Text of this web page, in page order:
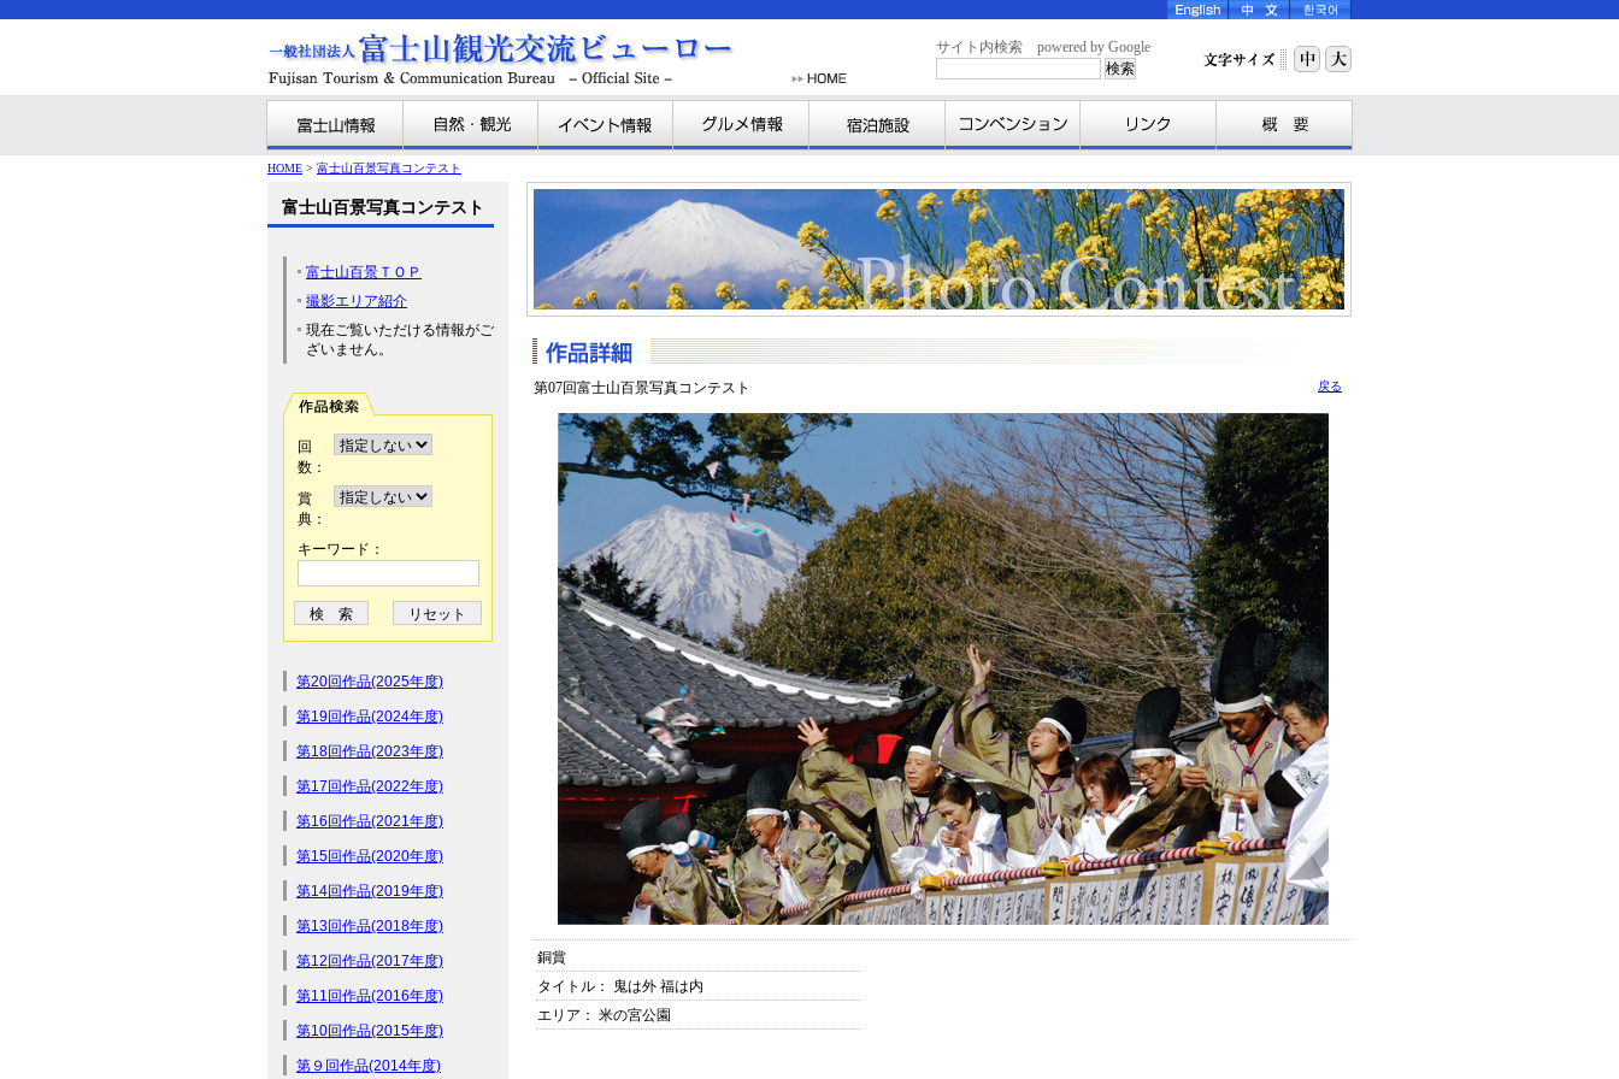
サイト内検索 powered by Google
HOME > 富士山百景写真コンテスト
富士山百景写真コンテスト
富士山百景ＴＯＰ
撮影エリア紹介
現在ご覧いただける情報がご
ざいません。
回
数：
賞
典：
キーワード：
第20回作品(2025年度)
第19回作品(2024年度)
第18回作品(2023年度)
第17回作品(2022年度)
第16回作品(2021年度)
第15回作品(2020年度)
第14回作品(2019年度)
第13回作品(2018年度)
第12回作品(2017年度)
第11回作品(2016年度)
第10回作品(2015年度)
第９回作品(2014年度)
第07回富士山百景写真コンテスト 戻る
銅賞
タイトル： 鬼は外 福は内
エリア： 米の宮公園